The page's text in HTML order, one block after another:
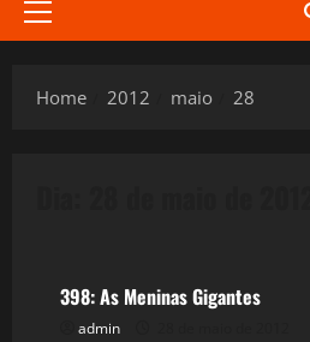
Primary
Home 2012 maio 28
398: As Meninas Gigantes
admin